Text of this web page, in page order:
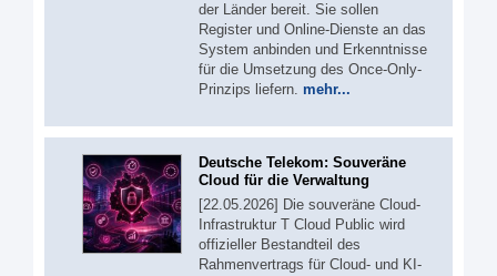
der Länder bereit. Sie sollen
Register und Online-Dienste an das
System anbinden und Erkenntnisse
für die Umsetzung des Once-Only-
Prinzips liefern. mehr...
Deutsche Telekom: Souveräne
Cloud für die Verwaltung
[22.05.2026] Die souveräne Cloud-
Infrastruktur T Cloud Public wird
offizieller Bestandteil des
Rahmenvertrags für Cloud- und KI-